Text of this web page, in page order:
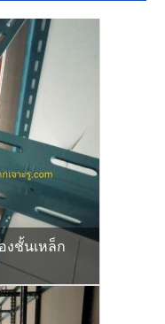
งชั้นเหล็ก